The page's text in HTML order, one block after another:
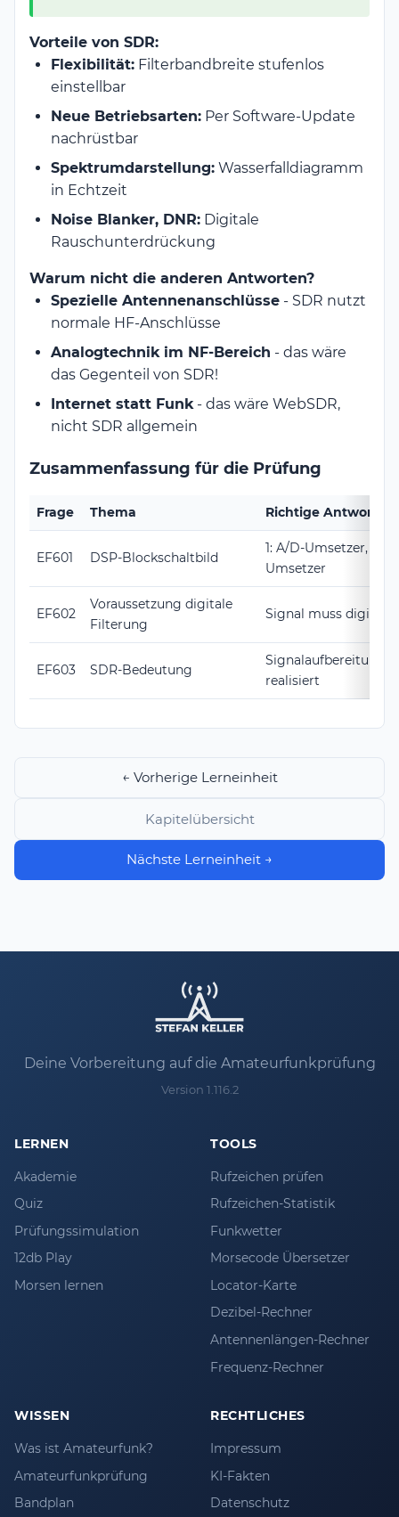
Vorteile von SDR:
Flexibilität: Filterbandbreite stufenlos
einstellbar
Neue Betriebsarten: Per Software-Update
nachrüstbar
Spektrumdarstellung: Wasserfalldiagramm
in Echtzeit
Noise Blanker, DNR: Digitale
Rauschunterdrückung
Warum nicht die anderen Antworten?
Spezielle Antennenanschlüsse - SDR nutzt
normale HF-Anschlüsse
Analogtechnik im NF-Bereich - das wäre
das Gegenteil von SDR!
Internet statt Funk - das wäre WebSDR,
nicht SDR allgemein
Zusammenfassung für die Prüfung
Frage Thema Richtige Antwort
EF601 DSP-Blockschaltbild
1: A/D-Umsetzer, 2:
Umsetzer
EF602
Voraussetzung digitale
Filterung
Signal muss
EF603 SDR-Bedeutung
Signalaufbereitung
realisiert
← Vorherige Lerneinheit
Kapitelübersicht
Nächste Lerneinheit →
Deine Vorbereitung auf die Amateurfunkprüfung
Version 1.116.2
LERNEN
Akademie
Quiz
Prüfungssimulation
12db Play
Morsen lernen
TOOLS
Rufzeichen prüfen
Rufzeichen-Statistik
Funkwetter
Morsecode Übersetzer
Locator-Karte
Dezibel-Rechner
Antennenlängen-Rechner
Frequenz-Rechner
WISSEN
Was ist Amateurfunk?
Amateurfunkprüfung
Bandplan
RECHTLICHES
Impressum
KI-Fakten
Datenschutz